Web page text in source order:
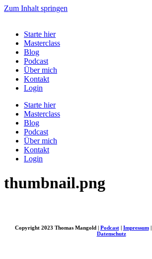
Zum Inhalt springen
Starte hier
Masterclass
Blog
Podcast
Über mich
Kontakt
Login
Starte hier
Masterclass
Blog
Podcast
Über mich
Kontakt
Login
thumbnail.png
Copyright 2023 Thomas Mangold | Podcast| Impressum|
Datenschutz